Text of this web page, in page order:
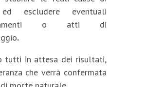
escludere eventuali
o atti di
.
tutti in attesa dei risultati,
che verrà confermata